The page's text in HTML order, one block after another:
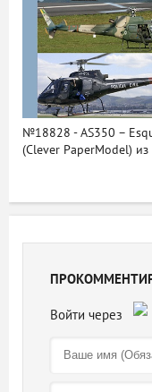
№18828 - AS350 –
(Clever PaperModel) из